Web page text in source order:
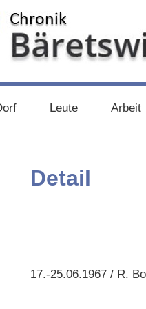
Leute Arbeit
Detail
17.-25.06.1967 / R.